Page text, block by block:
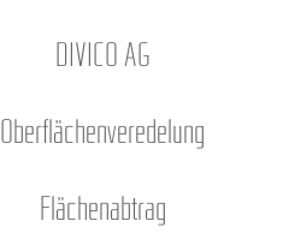
DIVICO AG
Ober­flä­chen­ver­ede­lung
Flä­chen­ab­trag